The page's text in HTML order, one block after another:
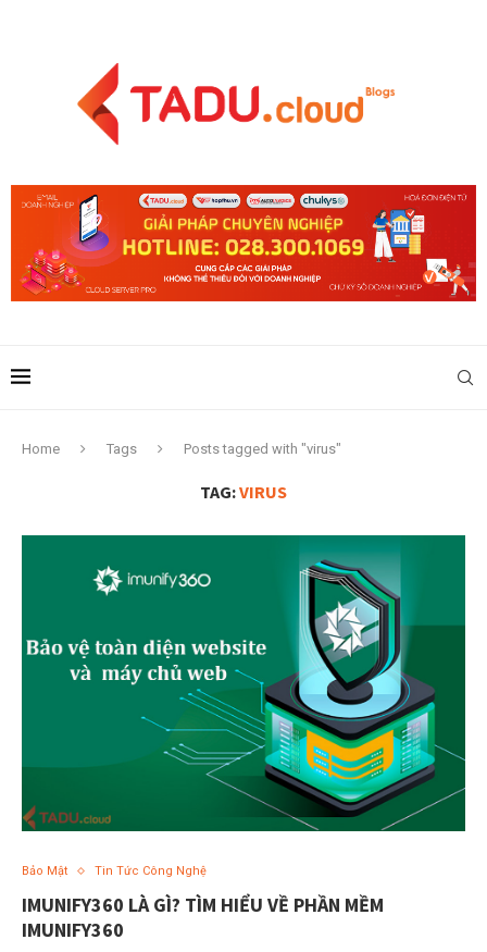
Home Tags Posts tagged with "virus"
TAG:VIRUS
Bảo Mật Tin Tức Công Nghệ
IMUNIFY360 LÀ GÌ? TÌM HIỂU VỀ PHẦN MỀM
IMUNIFY360